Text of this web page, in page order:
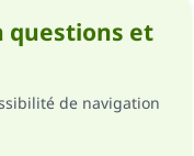
questions et
de navigation